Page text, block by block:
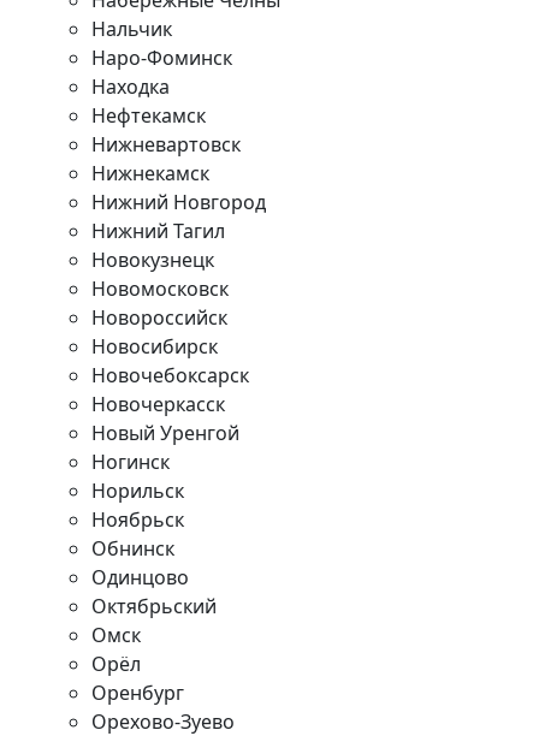
Нальчик
Наро-Фоминск
Находка
Нефтекамск
Нижневартовск
Нижнекамск
Нижний Новгород
Нижний Тагил
Новокузнецк
Новомосковск
Новороссийск
Новосибирск
Новочебоксарск
Новочеркасск
Новый Уренгой
Ногинск
Норильск
Ноябрьск
Обнинск
Одинцово
Октябрьский
Омск
Орёл
Оренбург
Орехово-Зуево